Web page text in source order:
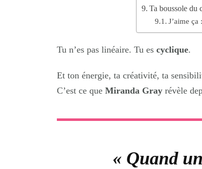
Ta boussole du
J’aime ça :
Tu n’es pas linéaire. Tu es cyclique.
Et ton énergie, ta créativité, ta
C’est ce que Miranda Gray révèle
« Quand